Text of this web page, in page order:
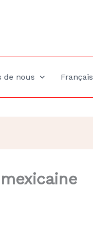
de nous Français